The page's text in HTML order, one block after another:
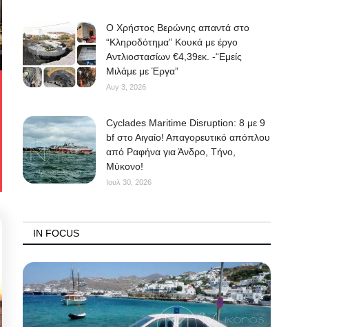
O Χρήστος Βερώνης απαντά στο
“Κληροδότημα” Κουκά με έργο
Αντλιοστασίων €4,39εκ. -“Εμείς
Μιλάμε με Έργα”
Αυγ 3, 2026
Cyclades Maritime Disruption: 8 με 9
bf στο Αιγαίο! Απαγορευτικό απόπλου
από Ραφήνα για Άνδρο, Τήνο,
Μύκονο!
Ιουλ 30, 2026
IN FOCUS